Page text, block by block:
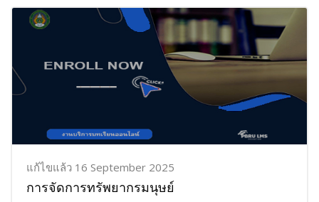
แก้ไขแล้ว 16 September 2025
การจัดการทรัพยากรมนุษย์